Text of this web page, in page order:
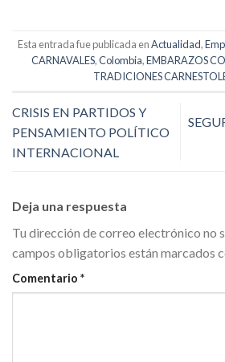
Esta entrada fue publicada enActualidad,
CARNAVALES,Colombia,EMBARAZOS
TRADICIONES
CRISIS EN PARTIDOS Y
PENSAMIENTO POLÍTICO
INTERNACIONAL
Deja una respuesta
Tu dirección de correo electrónico no
campos obligatorios están marcados
Comentario *